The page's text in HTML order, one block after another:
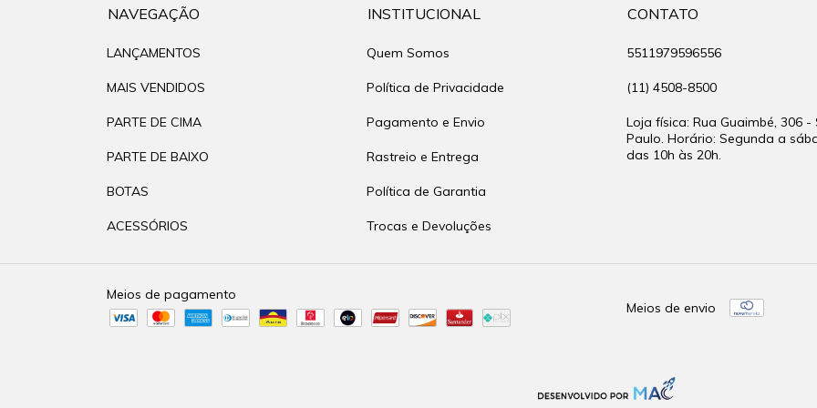
NAVEGAÇÃO
LANÇAMENTOS
MAIS VENDIDOS
PARTE DE CIMA
PARTE DE BAIXO
BOTAS
ACESSÓRIOS
INSTITUCIONAL
Quem Somos
Política de Privacidade
Pagamento e Envio
Rastreio e Entrega
Política de Garantia
Trocas e Devoluções
CONTATO
5511979596556
(11) 4508-8500
Loja física: Rua Guaimbé, 306 -
Paulo. Horário: Segunda a
das 10h às 20h.
Meios de pagamento
Meios de envio